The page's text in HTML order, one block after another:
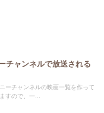
チャンネルで放送される
ーチャンネルの映画一覧を作って
すので、一...